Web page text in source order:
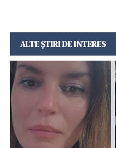
ALTE ȘTIRI DE INTERES